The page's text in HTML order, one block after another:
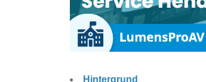
Hintergrund